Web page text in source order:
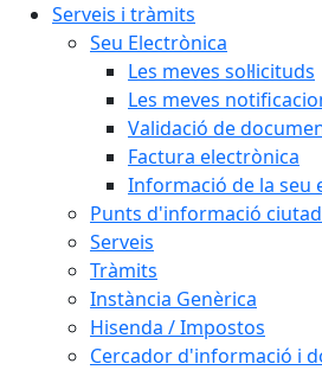
Serveis i tràmits
Seu Electrònica
Les meves sol·licituds
Les meves
Validació de
Factura electrònica
Informació de la seu
Punts d'informació
Serveis
Tràmits
Instància Genèrica
Hisenda / Impostos
Cercador d'informació i